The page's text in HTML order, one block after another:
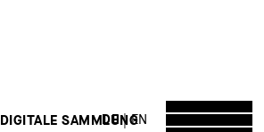
DE EN
DIGITALE SAMMLUNG